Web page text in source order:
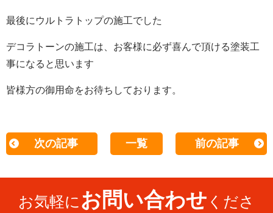
最後にウルトラトップの施工でした
デコラトーンの施工は、お客様に必ず喜んで頂ける塗装工
事になると思います
皆様方の御用命をお待ちしております。
次の記事 一覧 前の記事
お気軽に お問い合わせ くださ